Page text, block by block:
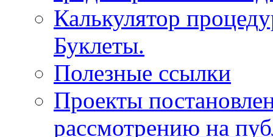
Калькулятор
Буклеты.
Полезные ссылки
Проекты
рассмотрению на